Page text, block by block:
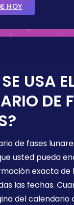
HOY
USA
DE
de fases
usted pueda
exacta de
las fechas.
del calendario